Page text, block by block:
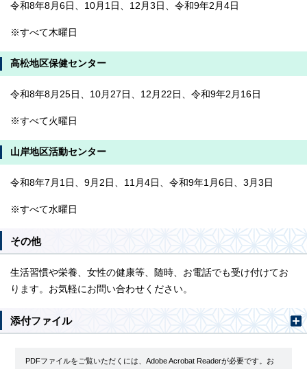
令和8年8月6日、10月1日、12月3日、令和9年2月4日
※すべて木曜日
高松地区保健センター
令和8年8月25日、10月27日、12月22日、令和9年2月16日
※すべて火曜日
山岸地区活動センター
令和8年7月1日、9月2日、11月4日、令和9年1月6日、3月3日
※すべて水曜日
その他
生活習慣や栄養、女性の健康等、随時、お電話でも受け付けてお
ります。お気軽にお問い合わせください。
添付ファイル
PDFファイルをご覧いただくには、Adobe Acrobat Readerが必要です。お